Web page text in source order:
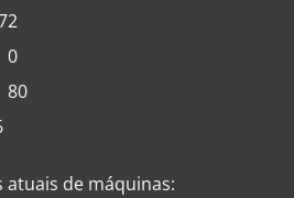
0
80
atuais de máquinas: